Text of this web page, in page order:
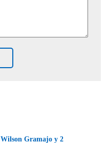
Wilson Gramajo y 2